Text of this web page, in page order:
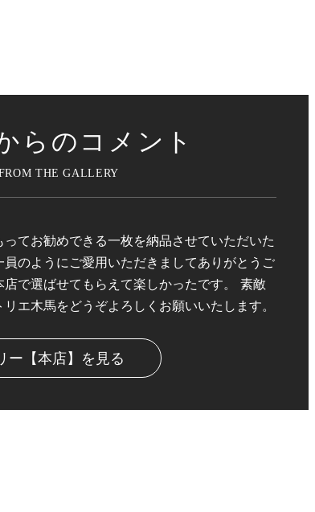
らのコメント
てお勧めできる一枚を納品させていただいた
のようにご愛用いただきましてありがとうご
で選ばせてもらえて楽しかったです。 素敵
エ木馬をどうぞよろしくお願いいたします。
ー【本店】を見る